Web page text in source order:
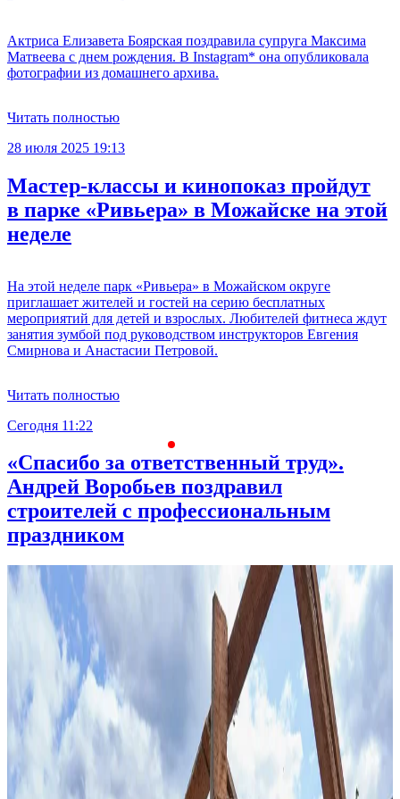
Актриса Елизавета Боярская поздравила супруга Максима
Матвеева с днем рождения. В Instagram* она опубликовала
фотографии из домашнего архива.
Читать полностью
28 июля 2025 19:13
Мастер-классы и кинопоказ пройдут
в парке «Ривьера» в Можайске на этой
неделе
На этой неделе парк «Ривьера» в Можайском округе
приглашает жителей и гостей на серию бесплатных
мероприятий для детей и взрослых. Любителей фитнеса ждут
занятия зумбой под руководством инструкторов Евгения
Смирнова и Анастасии Петровой.
Читать полностью
Сегодня 11:22
«Спасибо за ответственный труд».
Андрей Воробьев поздравил
строителей с профессиональным
праздником